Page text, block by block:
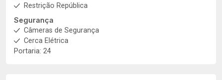
Restrição República
Segurança
Câmeras de Segurança
Cerca Elétrica
Portaria: 24